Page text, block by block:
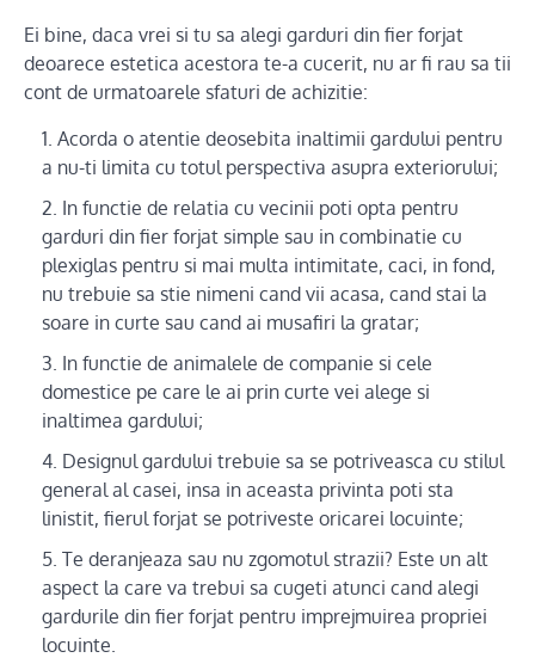
Ei bine, daca vrei si tu sa alegi garduri din fier forjat
deoarece estetica acestora te-a cucerit, nu ar fi rau sa tii
cont de urmatoarele sfaturi de achizitie:
Acorda o atentie deosebita inaltimii gardului pentru
a nu-ti limita cu totul perspectiva asupra exteriorului;
In functie de relatia cu vecinii poti opta pentru
garduri din fier forjat simple sau in combinatie cu
plexiglas pentru si mai multa intimitate, caci, in fond,
nu trebuie sa stie nimeni cand vii acasa, cand stai la
soare in curte sau cand ai musafiri la gratar;
In functie de animalele de companie si cele
domestice pe care le ai prin curte vei alege si
inaltimea gardului;
Designul gardului trebuie sa se potriveasca cu stilul
general al casei, insa in aceasta privinta poti sta
linistit, fierul forjat se potriveste oricarei locuinte;
Te deranjeaza sau nu zgomotul strazii? Este un alt
aspect la care va trebui sa cugeti atunci cand alegi
gardurile din fier forjat pentru imprejmuirea propriei
locuinte.